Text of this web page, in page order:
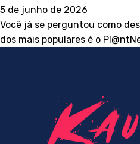
5 de junho de 2026
Você já se perguntou como
dos mais populares é o